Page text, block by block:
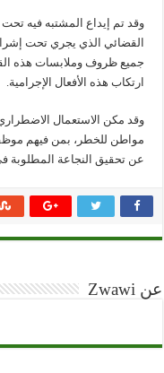
وقد تم إيداع المشتبه فيه
القضائي الذي يجري تحت
جميع ظروف وملابسات هذه
ارتكاب هذه الأفعال الإجرامية.
وقد مكن الاستعمال
مواطن للخطر، بمن فيهم
عن تحقيق النجاعة المطلوبة
عن Zwawi